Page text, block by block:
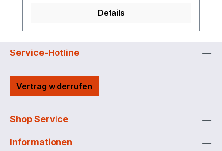
Details
Service-Hotline
Vertrag widerrufen
Shop Service
Informationen